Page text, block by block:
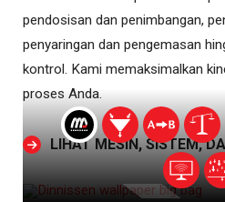
pendosisan dan penimbangan,
penyaringan dan pengemasan
kontrol. Kami memaksimalkan
proses Anda.
LIHAT MESIN, SISTEM,